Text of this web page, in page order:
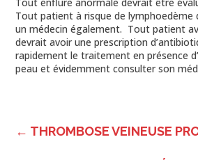
Tout patient à risque de lymphoedème
un médecin également. Tout patient
devrait avoir une prescription
rapidement le traitement en présence
peau et évidemment consulter son
← THROMBOSE VEINEUSE